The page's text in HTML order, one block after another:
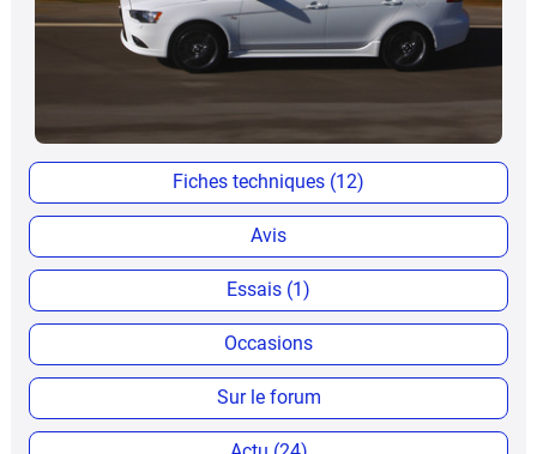
Fiches techniques (12)
Avis
Essais (1)
Occasions
Sur le forum